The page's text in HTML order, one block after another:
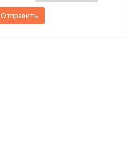
Отправить